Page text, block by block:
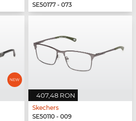
SE50177 - 073
407,48 RON
Skechers
SE50110 - 009